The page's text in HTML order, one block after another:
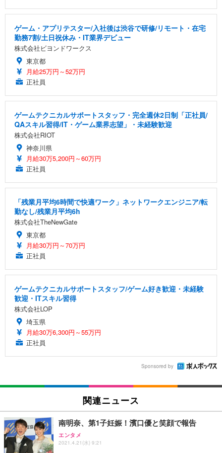
ゲーム・アプリテスター/入社後は渋谷で研修/リモート・在宅
勤務7割/土日祝休み・IT業界デビュー
株式会社ビヨンドワークス
東京都
月給25万円～52万円
正社員
ゲームテクニカルサポートスタッフ・完全週休2日制「正社員/
QAスキル習得/IT・ゲーム業界志望」・未経験歓迎
株式会社RIOT
神奈川県
月給30万5,200円～60万円
正社員
「残業月平均6時間で快適ワーク」ネットワークエンジニア/転
勤なし/残業月平均6h
株式会社TheNewGate
東京都
月給30万円～70万円
正社員
ゲームテクニカルサポートスタッフ/ゲーム好き歓迎・未経験
歓迎・ITスキル習得
株式会社LOP
埼玉県
月給30万6,300円～55万円
正社員
Sponsored by
関連ニュース
南明奈、第1子妊娠！濱口優と笑顔で報告
エンタメ
2021.4.21(水) 9:21